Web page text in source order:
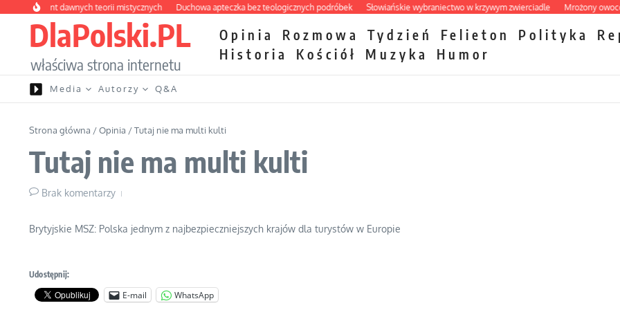
Przejdź do treści
labirynt dawnych teorii mistycznych Duchowa apteczka bez teologicznych podróbek Słowiańskie wybraniectwo w krzywym zwierciadle Mrożony owocowy
DlaPolski.PL
właściwa strona internetu
Opinia Rozmowa Tydzień Felieton Polityka
Historia
Kościół Muzyka Humor
Media Autorzy Q&A
Strona główna /Opinia /Tutaj nie ma multi kulti
Tutaj nie ma multi kulti
Brak komentarzy
Brytyjskie MSZ: Polska jednym z najbezpieczniejszych krajów dla turystów w Europie
Udostępnij:
E-mail WhatsApp